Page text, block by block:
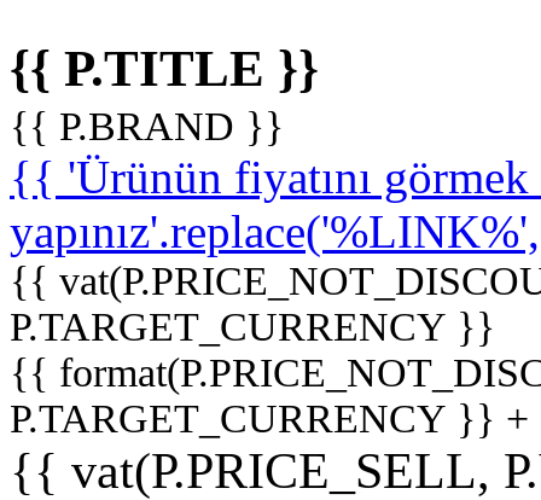
{{ P.TITLE }}
{{ P.BRAND }}
{{ 'Ürünün fiyatını
{{
P.TARGET_CURRENCY }}
{{
P.TARGET_CURRENCY }}
{{ vat(P.PRICE_SELL,